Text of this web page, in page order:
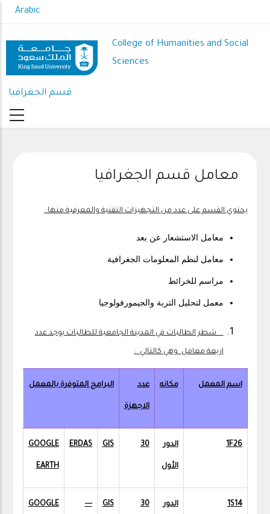
to
content
Arabic
College of Humanities and Social
Sciences
قسم الجغرافيا
معامل قسم الجغرافيا
يحتوي القسم على عدد من التجهيزات التقنية والمعرفية منها:
معامل الاستشعار عن بعد
معامل لنظم المعلومات الجغرافية
مراسم للخرائط
معمل لتحليل التربة والجيمورفولوجيا
شطر الطالبات في المدينة الجامعية للطالبات يوجد عدد
اربعة معامل وهي كالتالي :
اسم المعمل مكانه عدد
الاجهزة
البرامج المتوفرة بالمعمل
1F26 الدور
الأول
30
GIS
ERDAS
GOOGLE
EARTH
1S14 الدور 30
GIS
---
GOOGLE